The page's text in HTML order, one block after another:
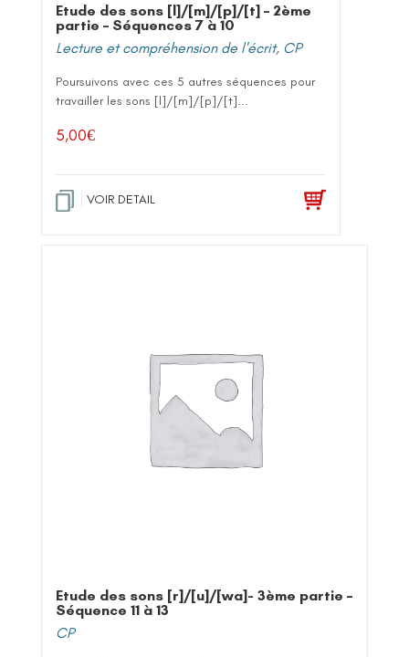
Etude des sons [l]/[m]/[p]/[t] – 2ème
partie – Séquences 7 à 10
Lecture et compréhension de l'écrit, CP
Poursuivons avec ces 5 autres séquences pour
travailler les sons [l]/[m]/[p]/[t]...
5,00€
VOIR DETAIL
Etude des sons [r]/[u]/[wa]- 3ème partie –
Séquence 11 à 13
CP